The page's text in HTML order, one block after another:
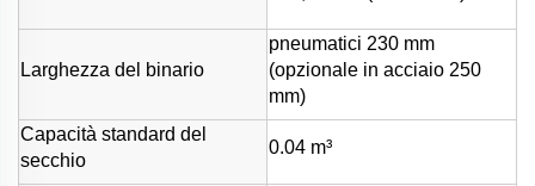
Larghezza del binario
pneumatici 230 mm
(opzionale in acciaio 250
mm)
Capacità standard del
secchio
0.04 m³